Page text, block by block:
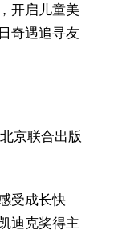
开启儿童美
奇遇追寻友
京联合出版
受成长快
迪克奖得主